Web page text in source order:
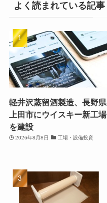
よく読まれている記事
軽井沢蒸留酒製造、長野県
上田市にウイスキー新工場
を建設
2026年8月8日 工場・設備投資